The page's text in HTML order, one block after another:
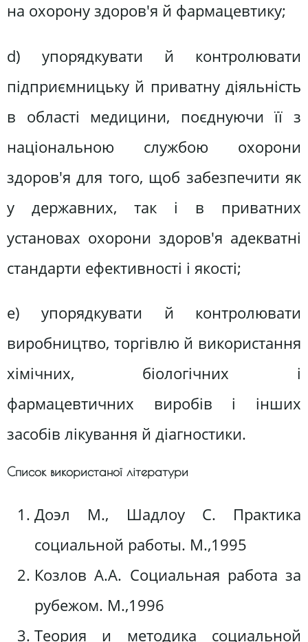
на охорону здоров'я й фармацевтику;
d) упорядкувати й контролювати
підприємницьку й приватну діяльність
в області медицини, поєднуючи її з
національною службою охорони
здоров'я для того, щоб забезпечити як
у державних, так і в приватних
установах охорони здоров'я адекватні
стандарти ефективності і якості;
е) упорядкувати й контролювати
виробництво, торгівлю й використання
хімічних, біологічних і
фармацевтичних виробів і інших
засобів лікування й діагностики.
Список використаної літератури
Доэл М., Шадлоу С. Практика
социальной работы. М.,1995
Козлов А.А. Социальная работа за
рубежом. М.,1996
Теория и методика социальной